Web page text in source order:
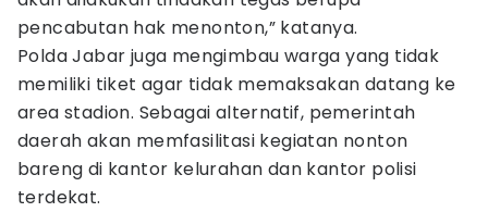
pencabutan hak menonton,” katanya.
Polda Jabar juga mengimbau warga yang tidak
memiliki tiket agar tidak memaksakan datang ke
area stadion. Sebagai alternatif, pemerintah
daerah akan memfasilitasi kegiatan nonton
bareng di kantor kelurahan dan kantor polisi
terdekat.